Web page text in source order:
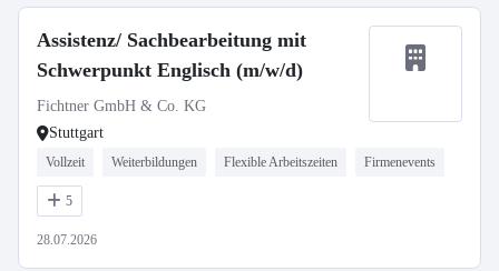
Assistenz/ Sachbearbeitung mit
Schwerpunkt Englisch (m/w/d)
Fichtner GmbH & Co. KG
Stuttgart
Vollzeit Weiterbildungen Flexible Arbeitszeiten Firmenevents
5
28.07.2026